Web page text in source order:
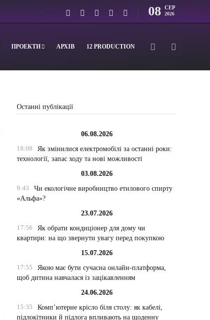
08 СЕР
2026
ПРОЕКТИ АРХІВ 12 PRODUCTION
Останні публікації
06.08.2026
18:08
Як змінилися електромобілі за останні роки:
технології, запас ходу та нові можливості
03.08.2026
9:43
Чи екологічне виробництво етилового спирту
«Альфа»?
23.07.2026
17:56
Як обрати кондиціонер для дому чи
квартири: на що звернути увагу перед покупкою
15.07.2026
17:55
Якою має бути сучасна онлайн-платформа,
щоб дитина навчалася із зацікавленням
24.06.2026
15:35
Комп’ютерне крісло біля столу: як кабелі,
підлокітники й підлога впливають на щоденну